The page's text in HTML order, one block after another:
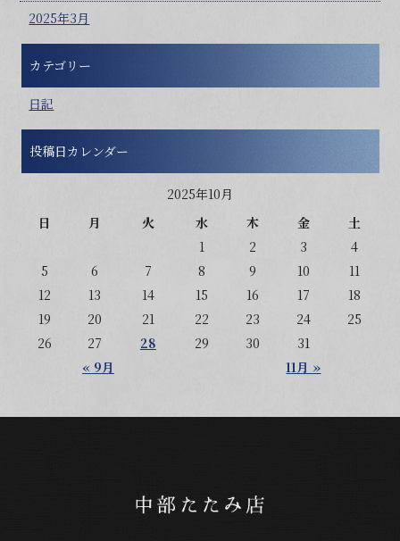
2025年3月
カテゴリー
日記
投稿日カレンダー
2025年10月
日
月 火 水 木 金 土
« 9月 11月 »
1 2 3
4
5
6 7 8 9 10
11
12
13 14 15 16 17
18
19
20 21 22 23 24
25
26
27 28 29 30 31